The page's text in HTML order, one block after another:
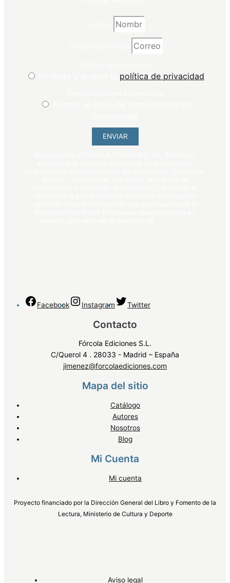
política de privacidad
ENVIAR
Facebook Instagram Twitter
Contacto
Fórcola Ediciones S.L.
C/Querol 4 . 28033 - Madrid – España
jimenez@forcolaediciones.com
Mapa del sitio
Catálogo
Autores
Nosotros
Blog
Mi Cuenta
Mi cuenta
Proyecto financiado por la Dirección General del Libro y Fomento de la
Lectura, Ministerio de Cultura y Deporte
Aviso legal